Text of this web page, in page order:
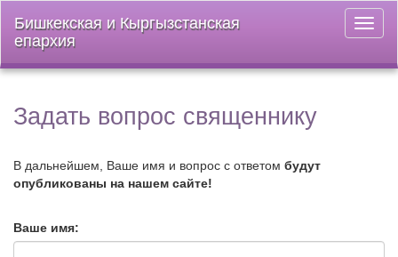
меню
Бишкекская и Кыргызстанская
епархия
Задать вопрос священнику
В дальнейшем, Ваше имя и вопрос c ответом будут
опубликованы на нашем сайте!
Ваше имя: